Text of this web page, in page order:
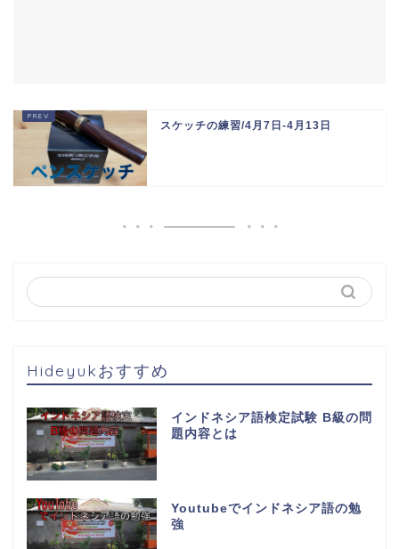
スケッチの練習/4月7日-4月13日
Hideyukおすすめ
インドネシア語検定試験 B級の問
題内容とは
Youtubeでインドネシア語の勉
強